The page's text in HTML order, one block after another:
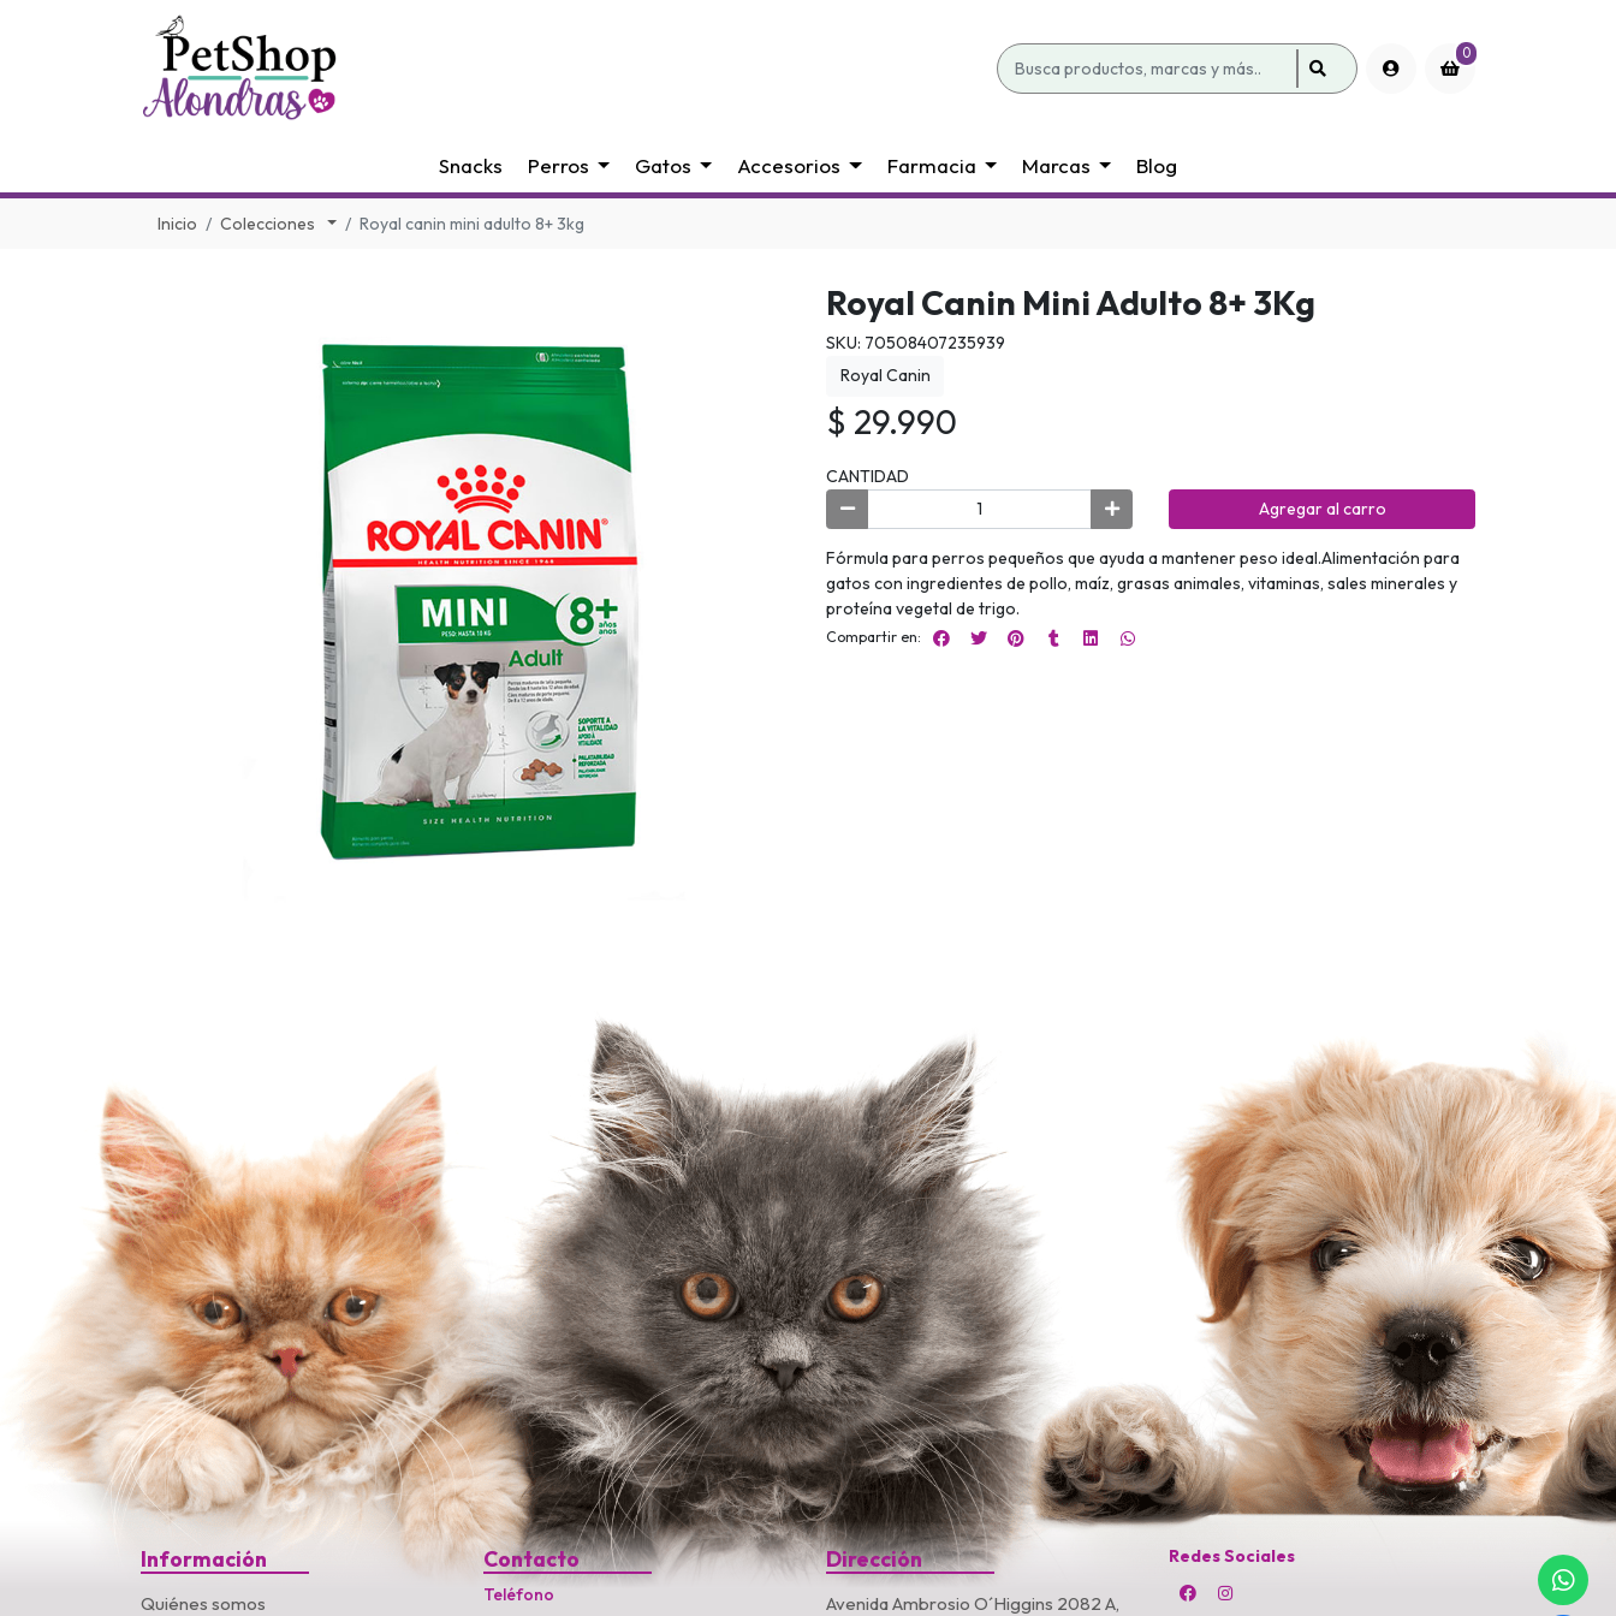
0
Snacks Perros Gatos Accesorios Farmacia Marcas Blog
Inicio Colecciones Royal canin mini adulto 8+ 3kg
Royal Canin Mini Adulto 8+ 3Kg
SKU: 70508407235939
Royal Canin
$ 29.990
CANTIDAD
Agregar al carro
Fórmula para perros pequeños que ayuda a mantener peso ideal.Alimentación para
gatos con ingredientes de pollo, maíz, grasas animales, vitaminas, sales minerales y
proteína vegetal de trigo.
Compartir en:
Información
Quiénes somos
Contacto
Teléfono
Dirección
Avenida Ambrosio O´Higgins 2082 A,
Redes Sociales